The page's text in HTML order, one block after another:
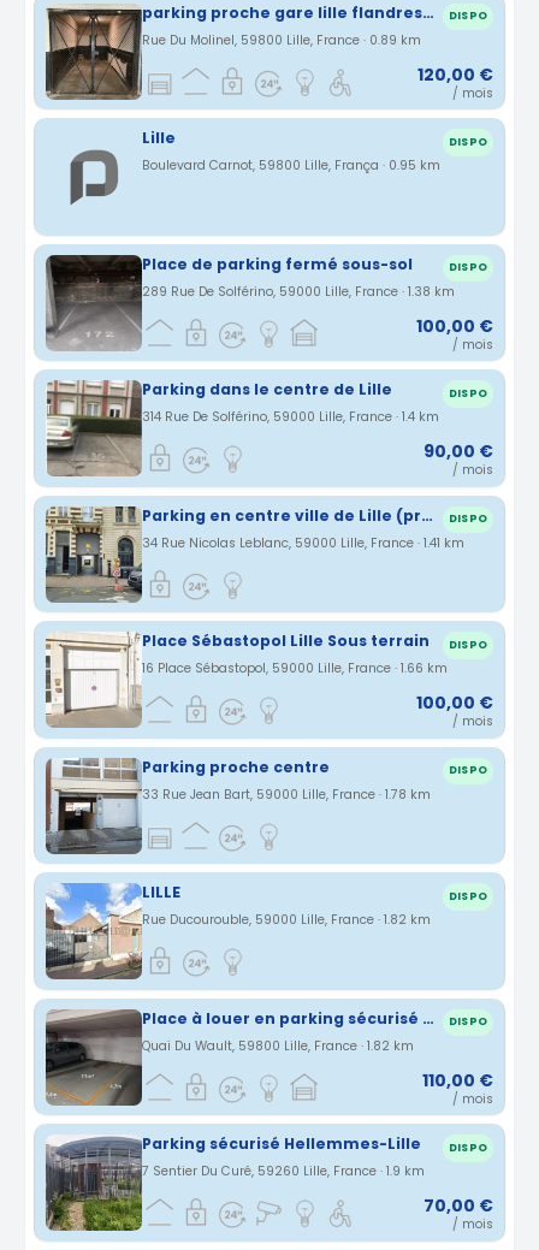
parking proche gare lille flandres- centre ville de lille DISPO
Rue Du Molinel, 59800 Lille, France · 0.89 km
120,00 €
/ mois
Lille DISPO
Boulevard Carnot, 59800 Lille, França · 0.95 km
Place de parking fermé sous-sol DISPO
289 Rue De Solférino, 59000 Lille, France · 1.38 km
100,00 €
/ mois
Parking dans le centre de Lille DISPO
314 Rue De Solférino, 59000 Lille, France · 1.4 km
90,00 €
/ mois
Parking en centre ville de Lille (proche république) pendant les WE DISPO
34 Rue Nicolas Leblanc, 59000 Lille, France · 1.41 km
Place Sébastopol Lille Sous terrain DISPO
16 Place Sébastopol, 59000 Lille, France · 1.66 km
100,00 €
/ mois
Parking proche centre DISPO
33 Rue Jean Bart, 59000 Lille, France · 1.78 km
LILLE DISPO
Rue Ducourouble, 59000 Lille, France · 1.82 km
Place à louer en parking sécurisé - Lille Centre DISPO
Quai Du Wault, 59800 Lille, France · 1.82 km
110,00 €
/ mois
Parking sécurisé Hellemmes-Lille DISPO
7 Sentier Du Curé, 59260 Lille, France · 1.9 km
70,00 €
/ mois